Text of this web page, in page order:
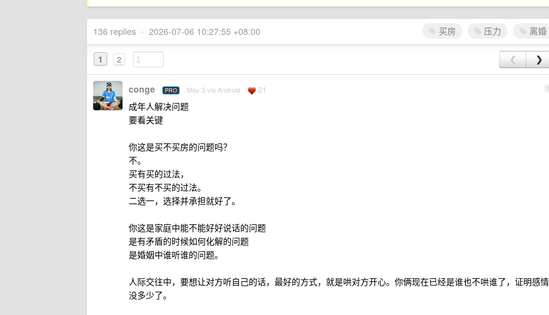
买房 压力 离婚
136 replies • 2026-07-06 10:27:55 +08:00
1 2 ❮ ❯
1
conge PRO May 3 via Android 21
成年人解决问题
要看关键
你这是买不买房的问题吗？
不。
买有买的过法，
不买有不买的过法。
二选一，选择并承担就好了。
你这是家庭中能不能好好说话的问题
是有矛盾的时候如何化解的问题
是婚姻中谁听谁的问题。
人际交往中，要想让对方听自己的话，最好的方式，就是哄对方开心。你俩现在已经是谁也不哄谁了，证明感情
没多少了。